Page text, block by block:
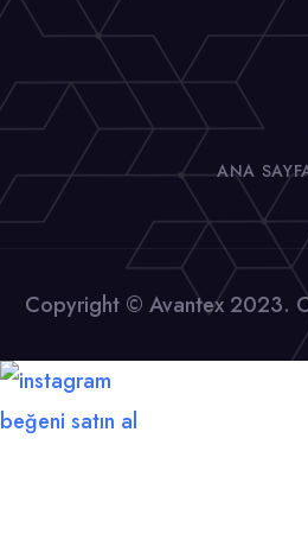
ANA
Copyright © Avantex 2023.